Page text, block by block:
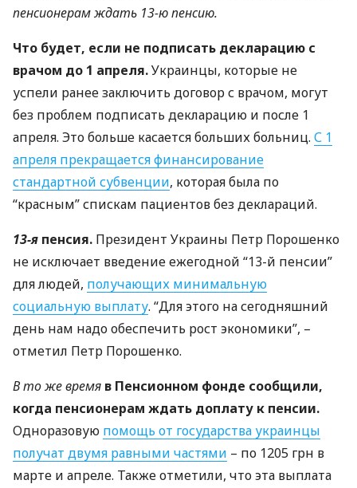
пенсионерам ждать 13-ю пенсию.
Что будет, если не подписать декларацию с
врачом до 1 апреля.Украинцы, которые не
успели ранее заключить договор с врачом, могут
без проблем подписать декларацию и после 1
апреля. Это больше касается больших больниц. С 1
апреля прекращается финансирование
стандартной субвенции, которая была по
“красным” спискам пациентов без деклараций.
13-я пенсия. Президент Украины Петр Порошенко
не исключает введение ежегодной “13-й пенсии”
для людей, получающих минимальную
социальную выплату. “Для этого на сегодняшний
день нам надо обеспечить рост экономики”, –
отметил Петр Порошенко.
В то же время в Пенсионном фонде сообщили,
когда пенсионерам ждать доплату к пенсии.
Одноразовую помощь от государства украинцы
получат двумя равными частями – по 1205 грн в
марте и апреле. Также отметили, что эта выплата